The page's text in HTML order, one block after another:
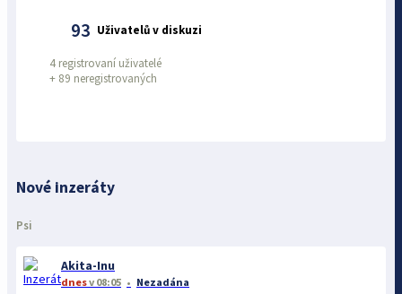
93 Uživatelů v diskuzi
4 registrovaní uživatelé
+ 89 neregistrovaných
Nové inzeráty
Psi
Akita-Inu
dnesv 08:05 Nezadána